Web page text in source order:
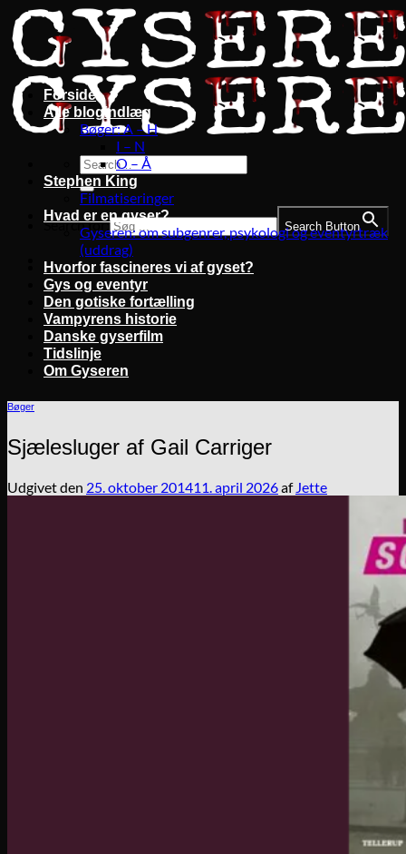
Fortsæt
til
indhold
Search for: Search Button
Forside
Alle blogindlæg
Bøger: A – H
I – N
O – Å
Stephen King
Filmatiseringer
Hvad er en gyser?
Gyseren: om subgenrer, psykologi og eventyrtræk
(uddrag)
Hvorfor fascineres vi af gyset?
Gys og eventyr
Den gotiske fortælling
Vampyrens historie
Danske gyserfilm
Tidslinje
Om Gyseren
Bøger
Sjælesluger af Gail Carriger
Udgivet den 25. oktober 201411. april 2026af Jette